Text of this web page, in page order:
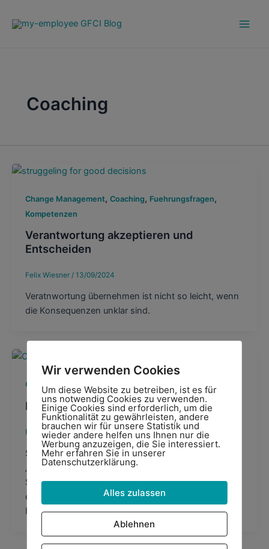
Inhalt
Coaching
Change Management, Coaching, Fuehrungsfragen,
Kompetenzen
Verantwortung akzeptieren und
Entscheiden
Felix Wiesner / 13/09/2024
Veratnwortung übernehmen ist nicht so leicht, wenn
die Konsequenzen unklar sind.
Coaching ,Fuehrungsfragen
Entscheidungsprozesse verstehen
Felix Wiesner/15/06/2021
Spätestens jetzt wird klar, dass der
„durchsetzungsstarke Manager“, der mit wenigen
Strichen eine ganze Strategie vorgibt, gern allein
entscheiden kann, in der heutigen Zeit vor allem
Flurschaden hinterlässt.
Wir verwenden Cookies
Um diese Website zu betreiben, ist es für
uns notwendig Cookies zu verwenden.
Einige Cookies sind erforderlich, um die
Funktionalität zu gewährleisten, andere
brauchen wir für unsere Statistik und
wieder andere helfen uns Ihnen nur die
Werbung anzuzeigen, die Sie interessiert.
Mehr erfahren Sie in unserer
Datenschutzerklärung.
Alles zulassen
Ablehnen